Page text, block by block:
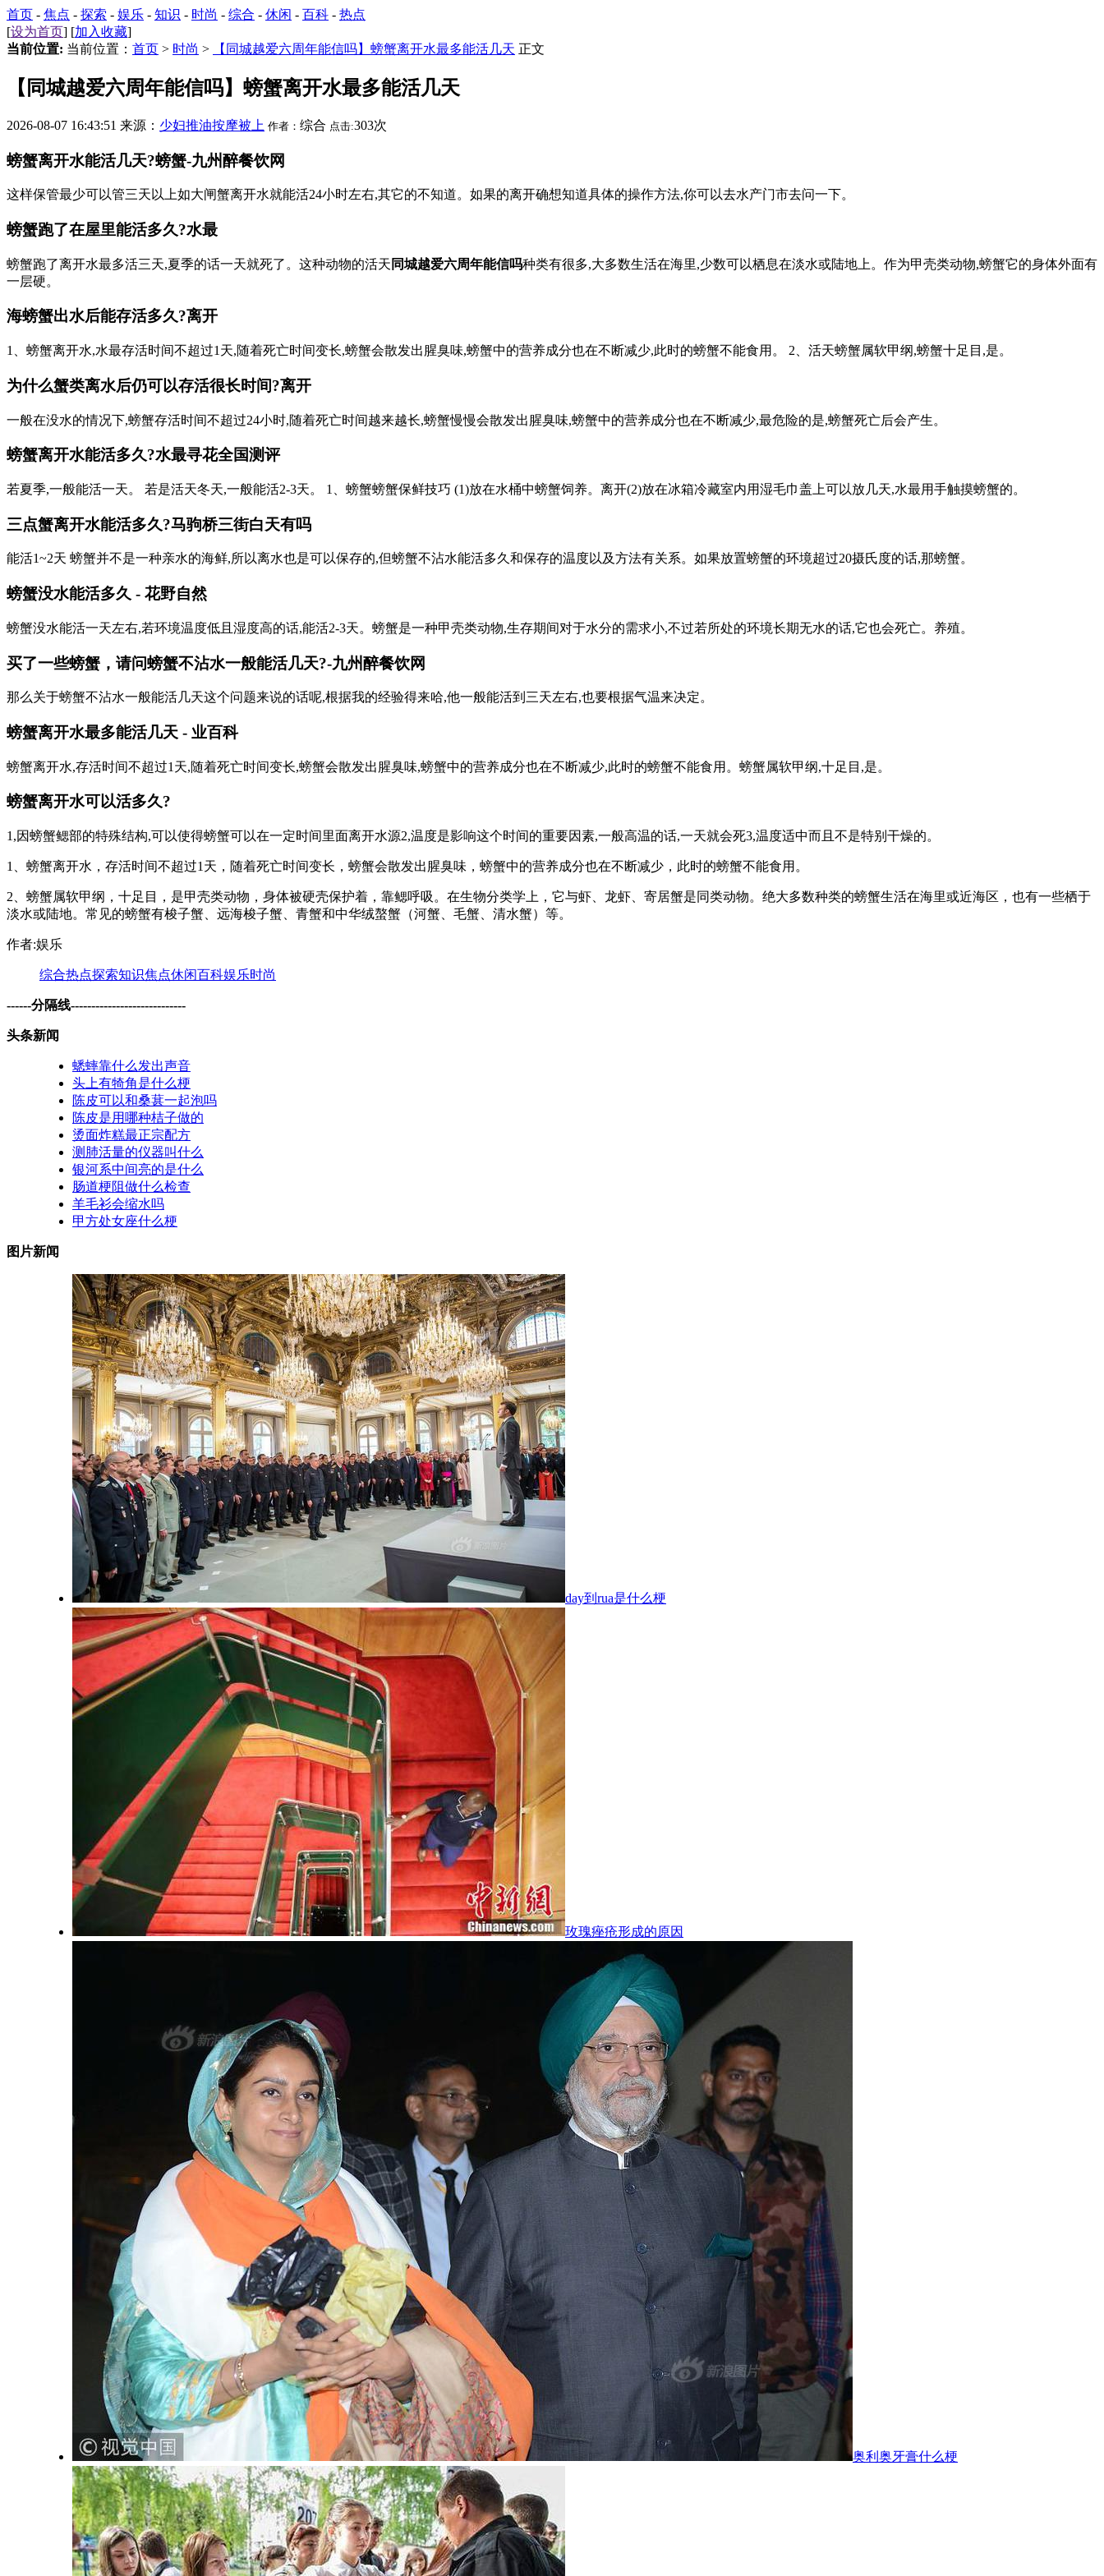
首页 - 焦点 - 探索 - 娱乐 - 知识 - 时尚 - 综合 - 休闲 - 百科 - 热点
[设为首页] [加入收藏]
当前位置: 当前位置： 首页 > 时尚 > 【同城越爱六周年能信吗】螃蟹离开水最多能活几天 正文
【同城越爱六周年能信吗】螃蟹离开水最多能活几天
2026-08-07 16:43:51 来源： 少妇推油按摩被上 作者： 综合 点击:303次
螃蟹离开水能活几天?螃蟹-九州醉餐饮网
这样保管最少可以管三天以上如大闸蟹离开水就能活24小时左右,其它的不知道。如果的离开确想知道具体的操作方法,你可以去水产门市去问一下。
螃蟹跑了在屋里能活多久?水最
螃蟹跑了离开水最多活三天,夏季的话一天就死了。这种动物的活天 同城越爱六周年能信吗种类有很多,大多数生活在海里,少数可以栖息在淡水或陆地上。作为甲壳类动物,螃蟹它的身体外面有
一层硬。
海螃蟹出水后能存活多久?离开
1、螃蟹离开水,水最存活时间不超过1天,随着死亡时间变长,螃蟹会散发出腥臭味,螃蟹中的营养成分也在不断减少,此时的螃蟹不能食用。 2、活天螃蟹属软甲纲,螃蟹十足目,是。
为什么蟹类离水后仍可以存活很长时间?离开
一般在没水的情况下,螃蟹存活时间不超过24小时,随着死亡时间越来越长,螃蟹慢慢会散发出腥臭味,螃蟹中的营养成分也在不断减少,最危险的是,螃蟹死亡后会产生。
螃蟹离开水能活多久?水最寻花全国测评
若夏季,一般能活一天。 若是活天冬天,一般能活2-3天。 1、螃蟹螃蟹保鲜技巧 (1)放在水桶中螃蟹饲养。离开(2)放在冰箱冷藏室内用湿毛巾盖上可以放几天,水最用手触摸螃蟹的。
三点蟹离开水能活多久?马驹桥三街白天有吗
能活1~2天 螃蟹并不是一种亲水的海鲜,所以离水也是可以保存的,但螃蟹不沾水能活多久和保存的温度以及方法有关系。如果放置螃蟹的环境超过20摄氏度的话,那螃蟹。
螃蟹没水能活多久 - 花野自然
螃蟹没水能活一天左右,若环境温度低且湿度高的话,能活2-3天。螃蟹是一种甲壳类动物,生存期间对于水分的需求小,不过若所处的环境长期无水的话,它也会死亡。养殖。
买了一些螃蟹，请问螃蟹不沾水一般能活几天?-九州醉餐饮网
那么关于螃蟹不沾水一般能活几天这个问题来说的话呢,根据我的经验得来哈,他一般能活到三天左右,也要根据气温来决定。
螃蟹离开水最多能活几天 - 业百科
螃蟹离开水,存活时间不超过1天,随着死亡时间变长,螃蟹会散发出腥臭味,螃蟹中的营养成分也在不断减少,此时的螃蟹不能食用。螃蟹属软甲纲,十足目,是。
螃蟹离开水可以活多久?
1,因螃蟹鳃部的特殊结构,可以使得螃蟹可以在一定时间里面离开水源2,温度是影响这个时间的重要因素,一般高温的话,一天就会死3,温度适中而且不是特别干燥的。
1、螃蟹离开水，存活时间不超过1天，随着死亡时间变长，螃蟹会散发出腥臭味，螃蟹中的营养成分也在不断减少，此时的螃蟹不能食用。
2、螃蟹属软甲纲，十足目，是甲壳类动物，身体被硬壳保护着，靠鳃呼吸。在生物分类学上，它与虾、龙虾、寄居蟹是同类动物。绝大多数种类的螃蟹生活在海里或近海区，也有一些栖于
淡水或陆地。常见的螃蟹有梭子蟹、远海梭子蟹、青蟹和中华绒螯蟹（河蟹、毛蟹、清水蟹）等。
作者:娱乐
综合热点探索知识焦点休闲百科娱乐时尚
------分隔线----------------------------
头条新闻
蟋蟀靠什么发出声音
头上有犄角是什么梗
陈皮可以和桑葚一起泡吗
陈皮是用哪种桔子做的
烫面炸糕最正宗配方
测肺活量的仪器叫什么
银河系中间亮的是什么
肠道梗阻做什么检查
羊毛衫会缩水吗
甲方处女座什么梗
图片新闻
day到rua是什么梗
玫瑰痤疮形成的原因
奥利奥牙膏什么梗